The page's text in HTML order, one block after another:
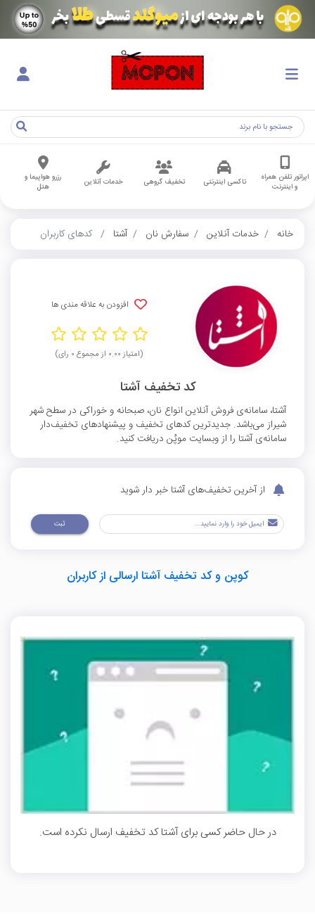
اپراتور تلفن همراه
و اینترنت
تاکسی اینترنتی تخفیف گروهی خدمات آنلاین
رزرو هواپیما و
هتل
خانه خدمات آنلاین سفارش نان آشتا کدهای کاربران
افزودن به علاقه مندی ها
(امتیاز ۰.۰۰ از مجموع ۰ رای)
کد تخفیف آشتا
آشتا، سامانه‌ی فروش آنلاین انواع نان، صبحانه و خوراکی در سطح شهر
شیراز می‌باشد. جدیدترین کدهای تخفیف و پیشنهادهای تخفیف‌دار
سامانه‌ی آشتا را از وبسایت موپُن دریافت کنید.
از آخرین تخفیف‌های آشتا خبر دار شوید
ثبت
کوپن و کد تخفیف آشتا ارسالی از کاربران
در حال حاضر کسی برای آشتا کد تخفیف ارسال نکرده است.